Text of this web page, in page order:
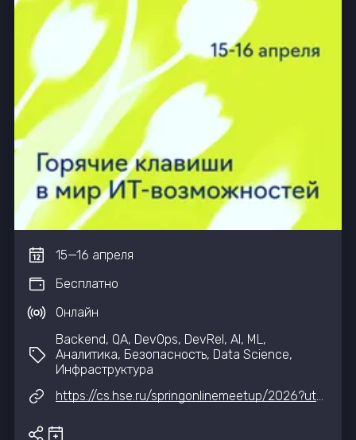
15—16 апреля
Бесплатно
Онлайн
Backend, QA, DevOps, DevRel, AI, ML,
Аналитика, Безопасность, Data Science,
Инфраструктура
https://cs.hse.ru/springonlinemeetup/2026?utm_source=aggregator&utm_medium=it-event-hub&utm_campaign=springonlinemeetup26